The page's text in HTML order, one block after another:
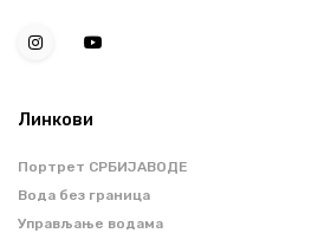
Линкови
Портрет СРБИЈАВОДЕ
Вода без граница
Управљање водама